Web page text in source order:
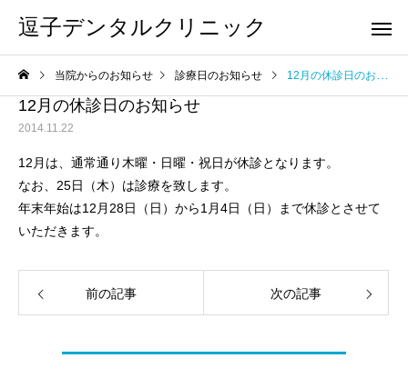
逗子デンタルクリニック
当院からのお知らせ 診療日のお知らせ 12月の休診日のお知らせ
12月の休診日のお知らせ
2014.11.22
12月は、通常通り木曜・日曜・祝日が休診となります。
なお、25日（木）は診療を致します。
年末年始は12月28日（日）から1月4日（日）まで休診とさせて
いただきます。
前の記事 次の記事